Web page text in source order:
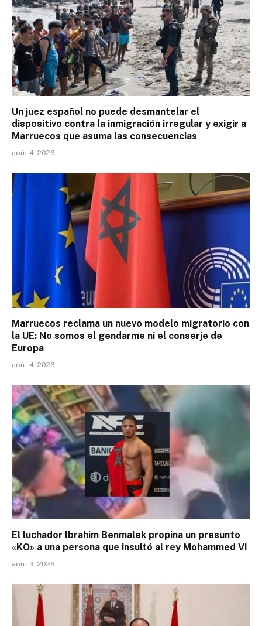
Un juez español no puede desmantelar el
dispositivo contra la inmigración irregular y exigir a
Marruecos que asuma las consecuencias
août 4, 2026
Marruecos reclama un nuevo modelo migratorio con
la UE: No somos el gendarme ni el conserje de
Europa
août 4, 2026
El luchador Ibrahim Benmalek propina un presunto
«KO» a una persona que insultó al rey Mohammed VI
août 3, 2026